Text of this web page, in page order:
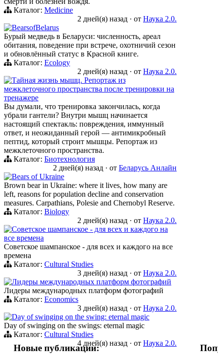
Каталог: Medicine
2 дней(я) назад · от Наука 2.0.
BearsofBelarus
Бурый медведь в Беларуси: численность, ареал
обитания, поведение при встрече, охотничий сезон
и обновлённый статус в Красной книге.
Каталог: Ecology
2 дней(я) назад · от Наука 2.0.
Тайная жизнь мышц. Репортаж из
межклеточного пространства после тренировки на
тренажере
Вы думали, что тренировка закончилась, когда
убрали гантели? Внутри мышц начинается
настоящий спектакль: повреждения, иммунный
ответ, и неожиданный герой — антимикробный
пептид, который строит мышцы. Репортаж из
межклеточного пространства.
Каталог: Биотехнология
2 дней(я) назад · от Беларусь Анлайн
Bears of Ukraine
Brown bear in Ukraine: where it lives, how many are
left, reasons for population decline and conservation
measures. Carpathians, Polesie and Chernobyl Reserve.
Каталог: Biology
2 дней(я) назад · от Наука 2.0.
Советское шампанское - для всех и каждого на
все времена
Советское шампанское - для всех и каждого на все
времена
Каталог: Cultural Studies
3 дней(я) назад · от Наука 2.0.
Лидеры международных платформ фотографий
Лидеры международных платформ фотографий
Каталог: Economics
3 дней(я) назад · от Наука 2.0.
Day of swinging on the swing: eternal magic
Day of swinging on the swings: eternal magic
Каталог: Cultural Studies
4 дней(я) назад · от Наука 2.0.
Новые публикации: